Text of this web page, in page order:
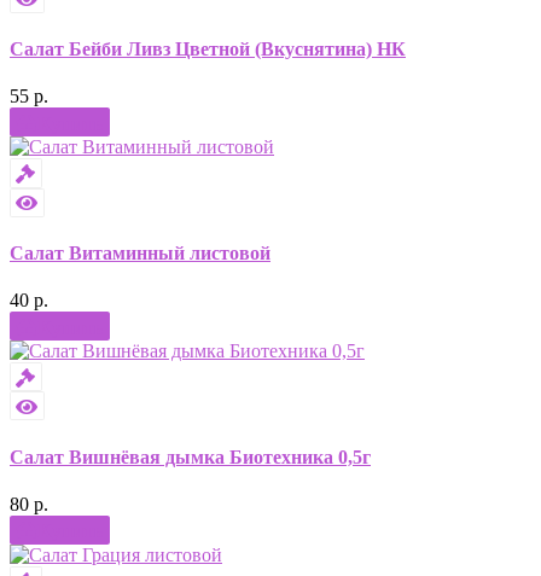
Салат Бейби Ливз Цветной (Вкуснятина) НК
55 р.
Салат Витаминный листовой
40 р.
Салат Вишнёвая дымка Биотехника 0,5г
80 р.